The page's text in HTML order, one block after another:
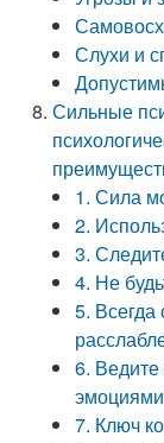
Слухи и
Сильные
1. Сила
2.
3.
4. Не
5. Всегда
6.
7. Ключ